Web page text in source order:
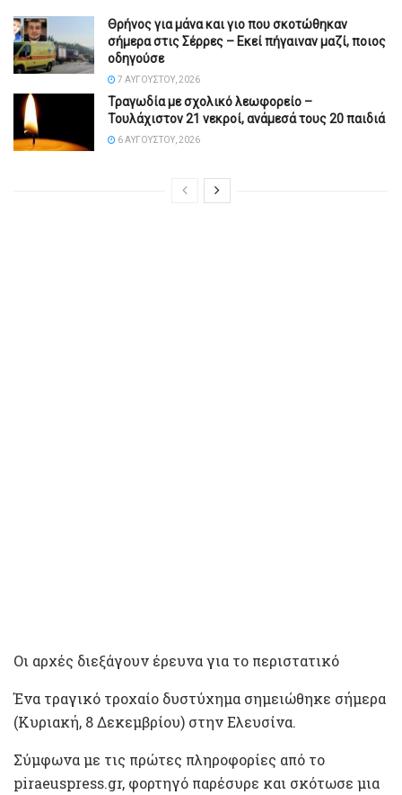
Θρήνος για μάνα και γιο που σκοτώθηκαν
σήμερα στις Σέρρες – Εκεί πήγαιναν μαζί, ποιος
οδηγούσε
7 ΑΥΓΟΎΣΤΟΥ, 2026
Τραγωδία με σχολικό λεωφορείο –
Τουλάχιστον 21 νεκροί, ανάμεσά τους 20 παιδιά
6 ΑΥΓΟΎΣΤΟΥ, 2026
Οι αρχές διεξάγουν έρευνα για το περιστατικό
Ένα τραγικό τροχαίο δυστύχημα σημειώθηκε σήμερα
(Κυριακή, 8 Δεκεμβρίου) στην Ελευσίνα.
Σύμφωνα με τις πρώτες πληροφορίες από το
piraeuspress.gr, φορτηγό παρέσυρε και σκότωσε μια